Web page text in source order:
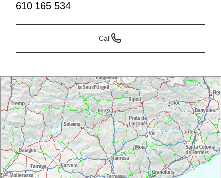
610 165 534
Call